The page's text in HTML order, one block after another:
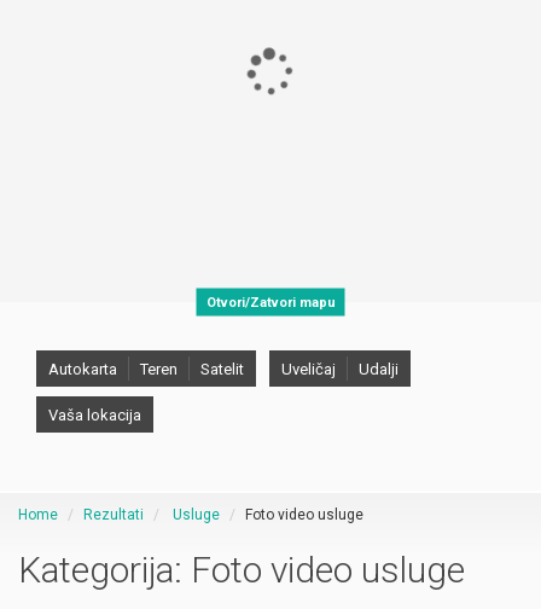
Otvori/Zatvori mapu
Autokarta Teren Satelit Uveličaj Udalji
Vaša lokacija
Home Rezultati Usluge Foto video usluge
Kategorija: Foto video usluge